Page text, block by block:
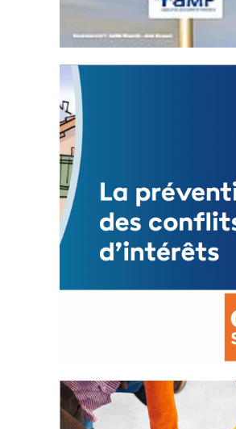
Statut de l’élu local
3 avril 2024
Mise à jour avril 2024
FEUILLETER
La prévention des
d’intérêts
18 septembre 2023